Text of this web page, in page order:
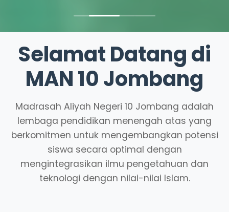
Selamat Datang di
MAN 10 Jombang
Madrasah Aliyah Negeri 10 Jombang adalah
lembaga pendidikan menengah atas yang
berkomitmen untuk mengembangkan potensi
siswa secara optimal dengan
mengintegrasikan ilmu pengetahuan dan
teknologi dengan nilai-nilai Islam.